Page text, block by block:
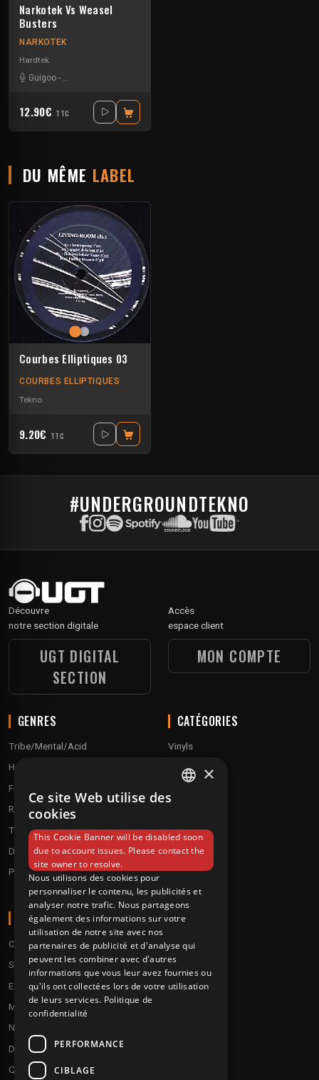
Narkotek Vs Weasel
Busters
NARKOTEK
Hardtek
Guigoo - Mat Weasel busters
12.90€ TTC
DU MÊME LABEL
Courbes Elliptiques 03
COURBES ELLIPTIQUES
Tekno
9.20€ TTC
#UNDERGROUNDTEKNO
Découvre
notre section digitale
UGT DIGITAL
SECTION
Accès
espace client
MON COMPTE
GENRES
Tribe/Mental/Acid
Hardtek / Hardfloor
Frenchcore/Hardcore
Raggatek/ Jungletek
Techno / Hard Techno / Electro
Drum'n'Bass/Raggajungle
Pre order
CATÉGORIES
Vinyls
Cd's
A PROPOS
Conditions
Service client
Expédition & retours
Modes de paiement
Notre programme de fidélité
Disques cadeaux
Qui sommes-nous ?
×
Ce site Web utilise des
cookies
This Cookie Banner will be disabled soon
due to account issues. Please contact the
site owner to resolve.
Nous utilisons des cookies pour
personnaliser le contenu, les publicités et
analyser notre trafic. Nous partageons
également des informations sur votre
utilisation de notre site avec nos
partenaires de publicité et d'analyse qui
peuvent les combiner avec d'autres
informations que vous leur avez fournies ou
qu'ils ont collectées lors de votre utilisation
de leurs services. Politique de
confidentialité
PERFORMANCE
CIBLAGE